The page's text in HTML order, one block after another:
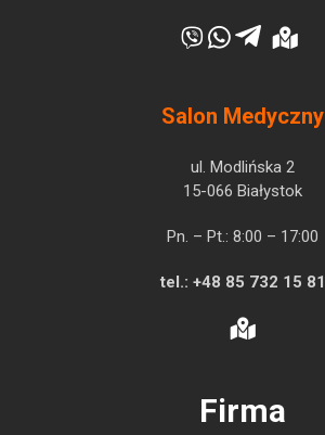
Salon Medyczny
ul. Modlińska 2
15-066 Białystok
Pn. – Pt.: 8:00 – 17:00
tel.: +48 85 732 15 81
Firma